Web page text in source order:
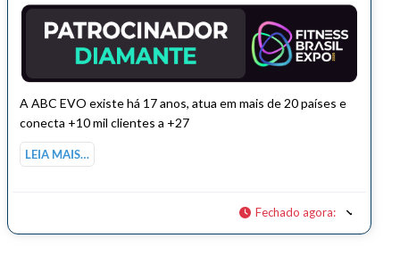
A ABC EVO existe há 17 anos, atua em mais de 20 países e
conecta +10 mil clientes a +27
LEIA MAIS…
Fechado agora: